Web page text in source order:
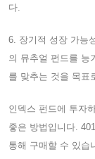
다.
6. 장기적 성장 가능
의 뮤추얼 펀드를 능
를 맞추는 것을 목표
인덱스 펀드에 투자
좋은 방법입니다.
통해 구매할 수 있습